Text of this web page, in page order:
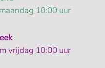
10:00 uur
vrijdag 10:00 uur